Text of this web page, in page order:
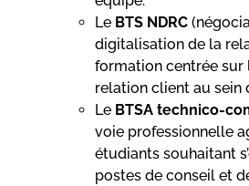
Le BTS NDRC
digitalisation de la
formation centrée
relation client au sein
Le BTSA technico-
voie professionnelle
étudiants souhaitant
postes de conseil et